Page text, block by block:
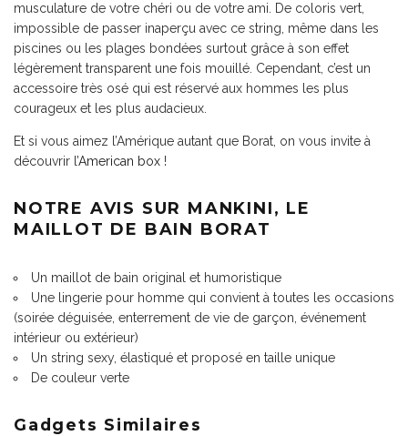
musculature de votre chéri ou de votre ami. De coloris vert,
impossible de passer inaperçu avec ce string, même dans les
piscines ou les plages bondées surtout grâce à son effet
légèrement transparent une fois mouillé. Cependant, c’est un
accessoire très osé qui est réservé aux hommes les plus
courageux et les plus audacieux.
Et si vous aimez l’Amérique autant que Borat, on vous invite à
découvrir l’American box !
NOTRE AVIS SUR MANKINI, LE
MAILLOT DE BAIN BORAT
Un maillot de bain original et humoristique
Une lingerie pour homme qui convient à toutes les occasions
(soirée déguisée, enterrement de vie de garçon, événement
intérieur ou extérieur)
Un string sexy, élastiqué et proposé en taille unique
De couleur verte
Gadgets Similaires